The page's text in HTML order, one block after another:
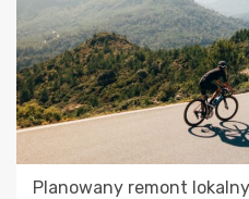
Planowany remont